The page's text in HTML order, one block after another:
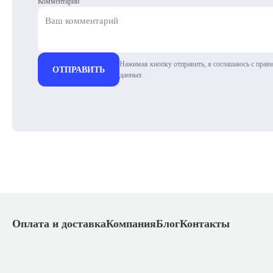
ОТПРАВИТЬ
Нажимая кнопку отправить, я соглашаюсь с
данных
Оплата и доставкаКомпанияБлогКонтакты